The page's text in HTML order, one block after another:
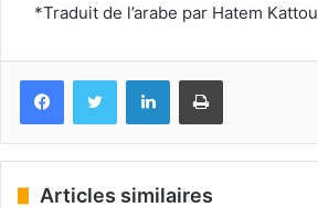
*Traduit de l’arabe par Hatem Kattou
FacebookTwitter LinkedinImprimer
Articles similaires